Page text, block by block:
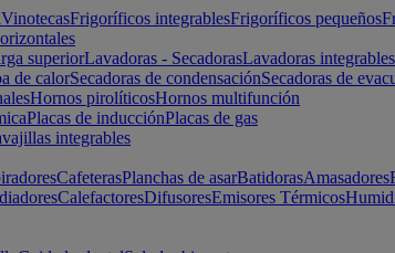
VinotecasFrigoríficos integrablesFrigoríficos pequeños
superiorLavadoras - SecadorasLavadoras integrables
de calorSecadoras de condensaciónSecadoras de
Hornos pirolíticosHornos multifunción
Placas de inducciónPlacas de gas
integrables
CafeterasPlanchas de asarBatidorasAmasadores
CalefactoresDifusoresEmisores Térmicos